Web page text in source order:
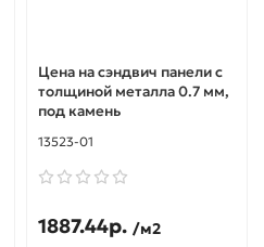
Цена на сэндвич панели с
толщиной металла 0.7 мм,
под камень
13523-01
1887.44р. /м2